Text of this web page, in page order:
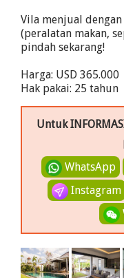
Vila menjual
(peralatan makan,
pindah sekarang!
Harga: USD 365.000
Hak pakai: 25 tahun
Untuk
WhatsApp
Instagram